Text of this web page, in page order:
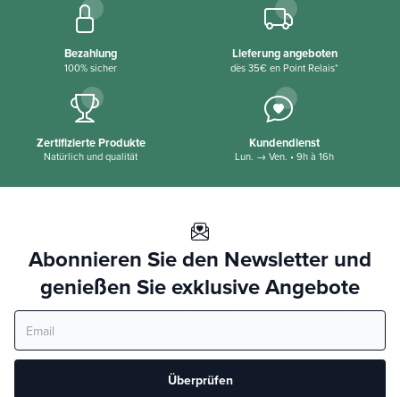
Bezahlung
100% sicher
Lieferung angeboten
dès 35€ en Point Relais*
Zertifizierte Produkte
Natürlich und qualität
Kundendienst
Lun. → Ven. • 9h à 16h
Abonnieren Sie den Newsletter und
genießen Sie exklusive Angebote
Überprüfen